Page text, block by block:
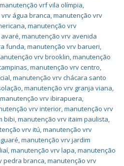
manutenção vrf vila olímpia,
água branca,manutenção vrv
,manutenção vrv
,manutenção vrv avenida
funda,manutenção vrv barueri,
vrv brooklin,manutenção
,manutenção vrv centro,
,manutenção vrv chácara santo
,manutenção vrv granja viana,
manutenção vrv ibirapuera,
vrv interior,manutenção vrv
bibi,manutenção vrv itaim paulista,
vrv itú,manutenção vrv
,manutenção vrv jardim
,manutenção vrv lapa,manutenção
pedra branca,manutenção vrv